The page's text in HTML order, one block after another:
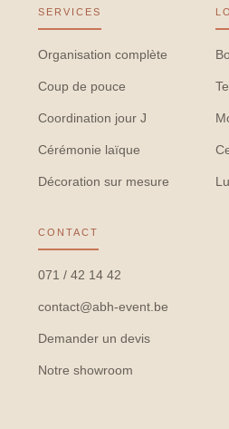
SERVICES
Organisation complète
Coup de pouce
Coordination jour J
Cérémonie laïque
Décoration sur mesure
CONTACT
071 / 42 14 42
contact@abh-event.be
Demander un devis
Notre showroom